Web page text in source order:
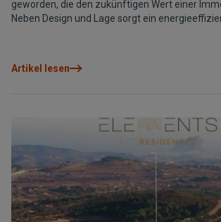
geworden, die den zukünftigen Wert einer
Neben Design und Lage sorgt ein
Ihr Vermögen zu schützen und langfristig zu
Artikel lesen